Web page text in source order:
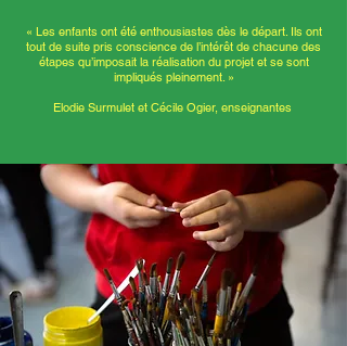
« Les enfants ont été enthousiastes dès le départ. Ils ont
tout de suite pris conscience de l’intérêt de chacune des
étapes qu’imposait la réalisation du projet et se sont
impliqués pleinement. »
Elodie Surmulet et Cécile Ogier, enseignantes